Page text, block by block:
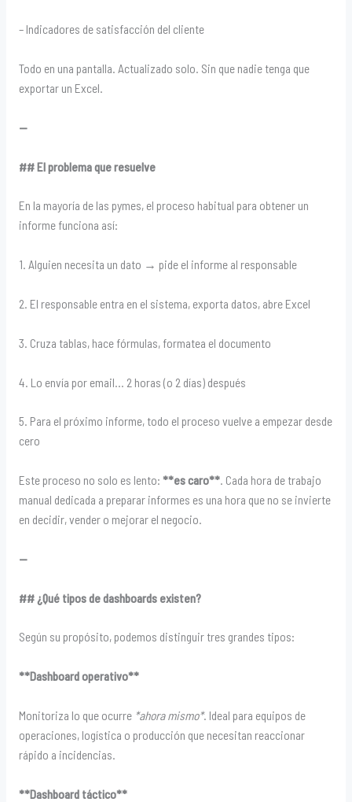
– Indicadores de satisfacción del cliente
Todo en una pantalla. Actualizado solo. Sin que nadie tenga que
exportar un Excel.
—
## El problema que resuelve
En la mayoría de las pymes, el proceso habitual para obtener un
informe funciona así:
1. Alguien necesita un dato → pide el informe al responsable
2. El responsable entra en el sistema, exporta datos, abre Excel
3. Cruza tablas, hace fórmulas, formatea el documento
4. Lo envía por email… 2 horas (o 2 días) después
5. Para el próximo informe, todo el proceso vuelve a empezar desde
cero
Este proceso no solo es lento: **es caro**. Cada hora de trabajo
manual dedicada a preparar informes es una hora que no se invierte
en decidir, vender o mejorar el negocio.
—
## ¿Qué tipos de dashboards existen?
Según su propósito, podemos distinguir tres grandes tipos:
**Dashboard operativo**
Monitoriza lo que ocurre *ahora mismo*. Ideal para equipos de
operaciones, logística o producción que necesitan reaccionar
rápido a incidencias.
**Dashboard táctico**